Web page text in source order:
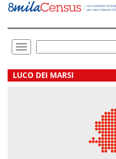
Vai
direttamente
Toggle
navigation
LUCO DEI MARSI